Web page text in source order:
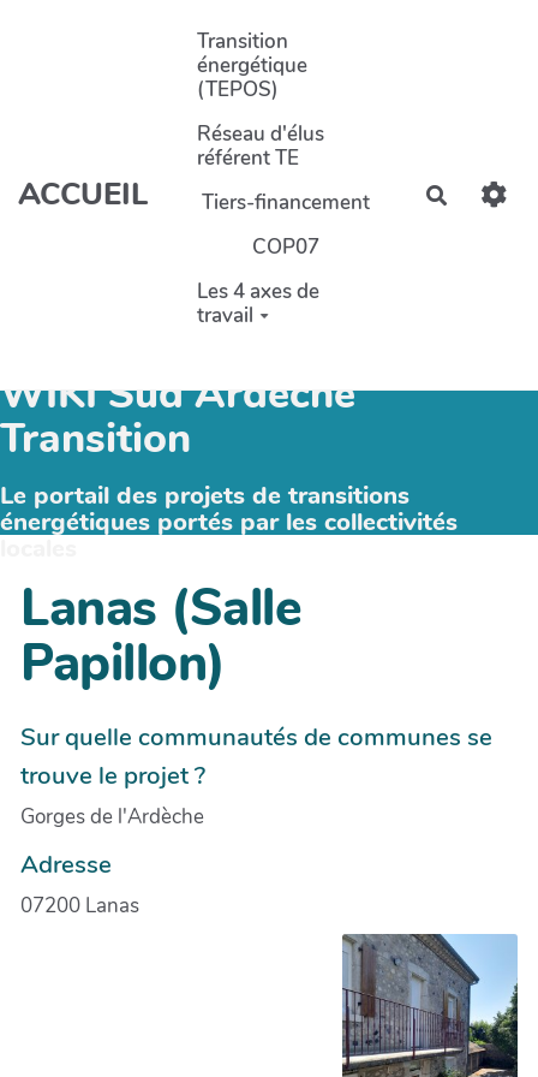
Aller au contenu principal
ACCUEIL
Transition
énergétique
(TEPOS)
Réseau d'élus
référent TE
Tiers-financement
COP07
Les 4 axes de
travail
WIKI Sud Ardèche
Transition
Le portail des projets de transitions
énergétiques portés par les collectivités
Lanas (Salle
Papillon)
Sur quelle communautés de communes se
trouve le projet ?
Gorges de l'Ardèche
Adresse
07200 Lanas